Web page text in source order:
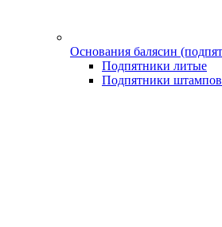
Основания балясин
Подпятники литые
Подпятники